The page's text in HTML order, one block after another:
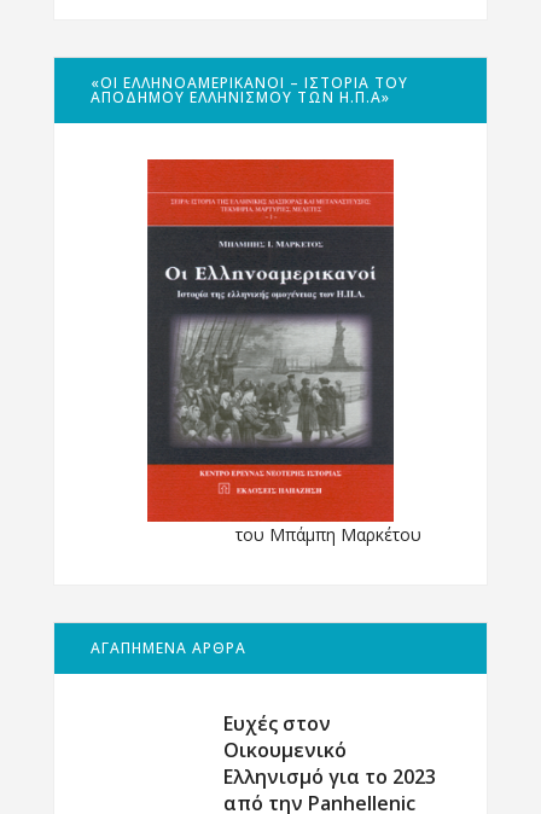
«ΟΙ ΕΛΛΗΝΟΑΜΕΡΙΚΑΝΟΊ – ΙΣΤΟΡΊΑ ΤΟΥ
ΑΠΌΔΗΜΟΥ ΕΛΛΗΝΙΣΜΟΎ ΤΩΝ Η.Π.Α»
του Μπάμπη Μαρκέτου
ΑΓΑΠΗΜΕΝΑ ΑΡΘΡΑ
Ευχές στον
Οικουμενικό
Ελληνισμό για το 2023
από την Panhellenic